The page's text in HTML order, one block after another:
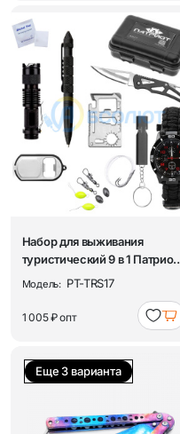
Набор для выживания
туристический 9 в 1 Патриот
PT-TRS17
Модель: PT-TRS17
1 005 ₽опт
Еще 3 варианта